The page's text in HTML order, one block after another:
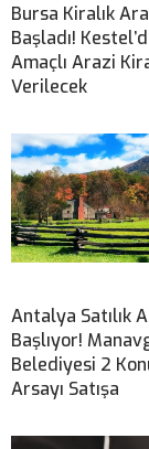
Bursa Kiralık
Başladı!
Amaçlı Arazi
Verilecek
Antalya Satılık
Başlıyor!
Belediyesi 2
Arsayı Satışa